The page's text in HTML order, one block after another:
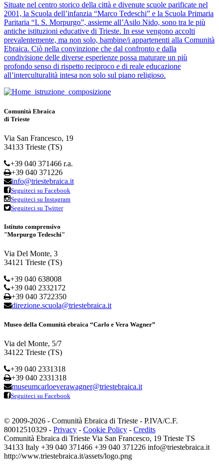
Situate nel centro storico della città e divenute scuole parificate nel
2001, la Scuola dell’infanzia “Marco Tedeschi” e la Scuola Primaria
Paritaria “I. S. Morpurgo”, assieme all’Asilo Nido, sono tra le più
antiche istituzioni educative di Trieste. In esse vengono accolti
prevalentemente, ma non solo, bambine/i appartenenti alla Comunità
Ebraica. Ciò nella convinzione che dal confronto e dalla
condivisione delle diverse esperienze possa maturare un più
profondo senso di rispetto reciproco e di reale educazione
all’interculturalità intesa non solo sul piano religioso.
Comunità Ebraica
di Trieste
Via San Francesco, 19
34133 Trieste (TS)
+39 040 371466 r.a.
+39 040 371226
info@triestebraica.it
Seguiteci su Facebook
Seguiteci su Instagram
Seguiteci su Twitter
Istituto comprensivo
"Morpurgo Tedeschi"
Via Del Monte, 3
34121 Trieste (TS)
+39 040 638008
+39 040 2332172
+39 040 3722350
direzione.scuola@triestebraica.it
Museo della Comunità ebraica “Carlo e Vera Wagner”
Via del Monte, 5/7
34122 Trieste (TS)
+39 040 2331318
+39 040 2331318
museumcarloeverawagner@triestebraica.it
Seguiteci su Facebook
© 2009-2026 - Comunità Ebraica di Trieste - P.IVA/C.F.
80012510329 - Privacy - Cookie Policy - Credits
Comunità Ebraica di Trieste Via San Francesco, 19 Trieste TS
34133 Italy +39 040 371466 +39 040 371226 info@triestebraica.it
http://www.triestebraica.it/assets/logo.png